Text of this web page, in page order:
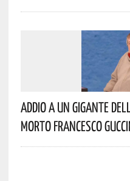
Addio A Un Gigante
Morto Francesco